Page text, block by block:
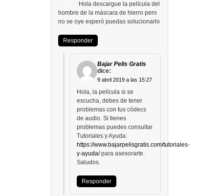
Hola descargue la película del
hombre de la máscara de hierro pero
no se oye esperó puedas solucionarlo
Responder
Bajar Pelis Gratis
dice:
9 abril 2019 a las 15:27
Hola, la película si se
escucha, debes de tener
problemas con tus códecs
de audio. Si tienes
problemas puedes consultar
Tutoriales y Ayuda:
https://www.bajarpelisgratis.com/tutoriales-
y-ayuda/para asesorarte.
Saludos.
Responder